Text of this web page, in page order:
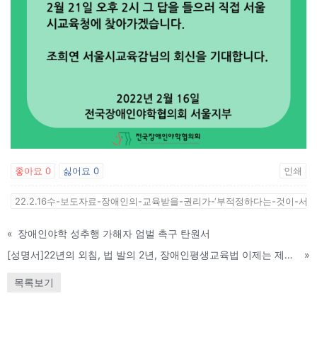
좋아요 0 싫어요 0 인쇄
22.2.16수-보도자료-장애인의-교육받을-권리가-‘부적정하다는-것이-
« 장애인야학 성추행 가해자 엄벌 촉구 탄원서
[성명서]22년의 외침, 법 발의 2년, 장애인평생교육법 이제는 제정되어야 한다!
»
목록보기